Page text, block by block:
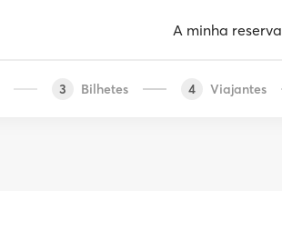
A minha reserva
3 Bilhetes 4 Viajantes